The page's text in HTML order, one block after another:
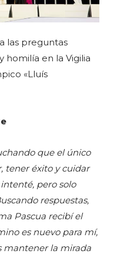
las preguntas
homilía en la Vigilia
«Lluís
que el único
tener éxito y cuidar
pero solo
respuestas,
Pascua recibí el
es nuevo para mí,
mantener la mirada